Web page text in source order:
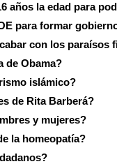
años la edad para
para formar
con los paraísos
de Obama?
islámico?
de Rita Barberá?
y mujeres?
la homeopatía?